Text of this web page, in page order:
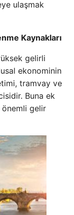
ulaşmak
Kaynakları
gelirli
ekonominin
tramvay ve
Buna ek
önemli gelir